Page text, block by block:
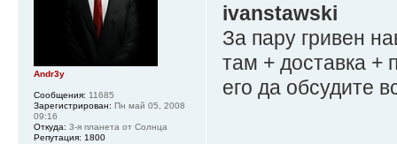
ivanstawski
За пару гривен
там + доставка +
его да обсудите
Andr3y
Сообщения: 11685
Зарегистрирован: Пн май 05, 2008
09:16
Откуда: 3-я планета от Солнца
Репутация: 1800